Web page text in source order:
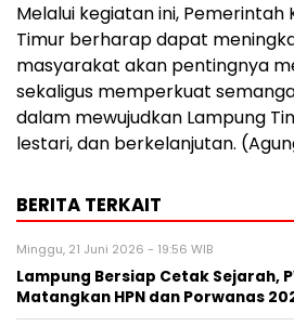
Melalui kegiatan ini,
Timur berharap dapat
masyarakat akan pentingnya
sekaligus memperkuat
dalam mewujudkan Lampung
lestari, dan berkelanjutan.
BERITA TERKAIT
Minggu, 21 Juni 2026 - 19:56 WIB
Lampung Bersiap Cetak Sejarah,
Matangkan HPN dan Porwanas